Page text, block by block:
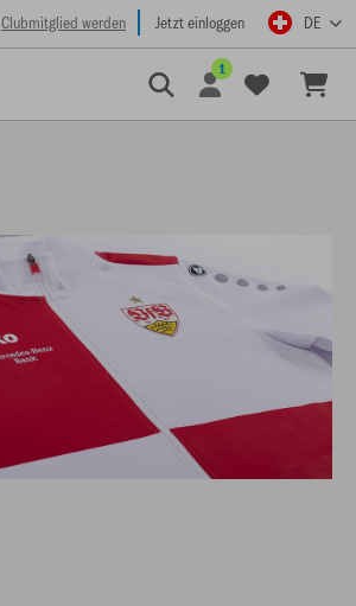
Clubmitglied werden Jetzt einloggen DE
1